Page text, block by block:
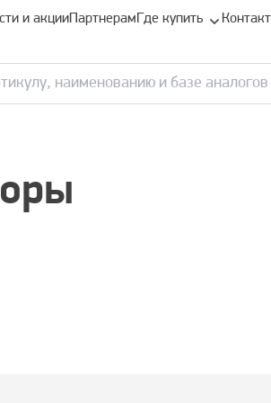
и акцииПартнерам Где купить